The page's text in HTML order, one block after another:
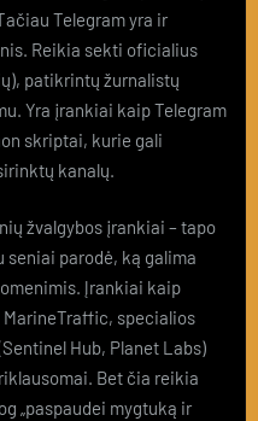
Telegram yra ir
Reikia sekti oficialius
patikrintų žurnalistų
Yra įrankiai kaip Telegram
skriptai, kurie gali
kanalų.
žvalgybos įrankiai – tapo
seniai parodė, ką galima
Įrankiai kaip
MarineTraffic, specialios
Hub, Planet Labs)
Bet čia reikia
„paspaudei mygtuką ir